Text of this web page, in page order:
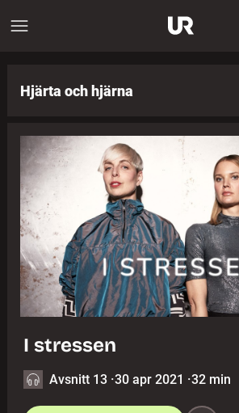
Hjärta och hjärna
I stressen
Avsnitt 13 ·30 apr 2021 ·32 min